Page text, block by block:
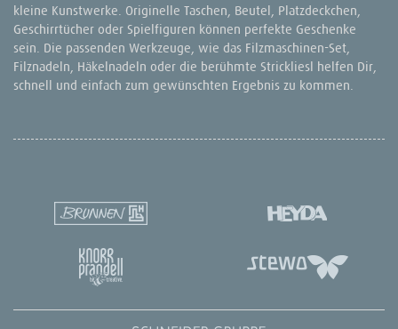
kleine Kunstwerke. Originelle Taschen, Beutel, Platzdeckchen,
Geschirrtücher oder Spielfiguren können perfekte Geschenke
sein. Die passenden Werkzeuge, wie das Filzmaschinen-Set,
Filznadeln, Häkelnadeln oder die berühmte Strickliesl helfen Dir,
schnell und einfach zum gewünschten Ergebnis zu kommen.